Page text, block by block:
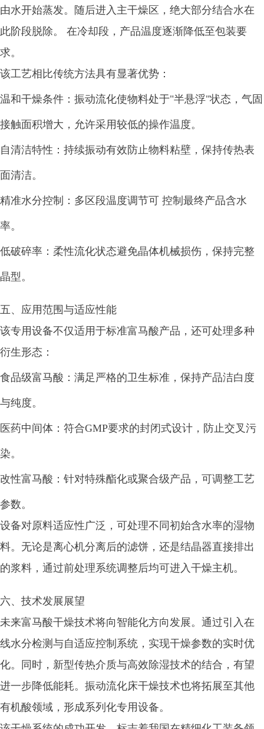
由水开始蒸发。随后进入主干燥区，绝大部分结合水在
此阶段脱除。 在冷却段，产品温度逐渐降低至包装要
求。
该工艺相比传统方法具有显著优势：
温和干燥条件：振动流化使物料处于"半悬浮"状态，气固
接触面积增大，允许采用较低的操作温度。
自清洁特性：持续振动有效防止物料粘壁，保持传热表
面清洁。
精准水分控制：多区段温度调节可 控制最终产品含水
率。
低破碎率：柔性流化状态避免晶体机械损伤，保持完整
晶型。
五、应用范围与适应性能
该专用设备不仅适用于标准富马酸产品，还可处理多种
衍生形态：
食品级富马酸：满足严格的卫生标准，保持产品洁白度
与纯度。
医药中间体：符合GMP要求的封闭式设计，防止交叉污
染。
改性富马酸：针对特殊酯化或聚合级产品，可调整工艺
参数。
设备对原料适应性广泛，可处理不同初始含水率的湿物
料。无论是离心机分离后的滤饼，还是结晶器直接排出
的浆料，通过前处理系统调整后均可进入干燥主机。
六、技术发展展望
未来富马酸干燥技术将向智能化方向发展。通过引入在
线水分检测与自适应控制系统，实现干燥参数的实时优
化。同时，新型传热介质与高效除湿技术的结合，有望
进一步降低能耗。振动流化床干燥技术也将拓展至其他
有机酸领域，形成系列化专用设备。